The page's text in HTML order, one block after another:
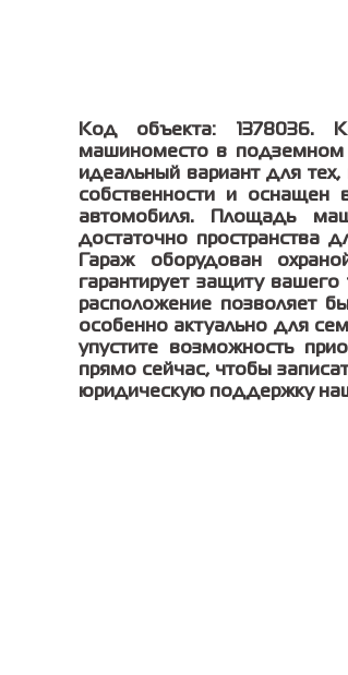
Код объекта: 1378036.
машиноместо в подземном
идеальный вариант для
собственности и
автомобиля. Площадь
достаточно пространства
Гараж оборудован
гарантирует защиту
расположение позволяет
особенно актуально для
упустите возможность
прямо сейчас, чтобы
юридическую поддержку